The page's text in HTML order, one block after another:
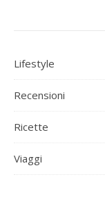
Lifestyle
Recensioni
Ricette
Viaggi